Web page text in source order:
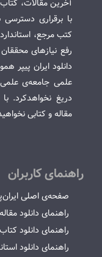
آخرین مقالات،
با برقراری دسترسی
کتب مرجع،
رفع نیازهای
دانلود ایران پیپر
علمی جامعه‌ی
دریغ نخواهدکرد.
مقاله و کتابی
راهنمای کاربران
صفحه‌ی اصلی
راهنمای دانلود مقاله
راهنمای دانلود کتاب
راهنمای دانلود